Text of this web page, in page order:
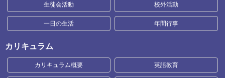
生徒会活動 校外活動
一日の生活 年間行事
カリキュラム
カリキュラム概要 英語教育